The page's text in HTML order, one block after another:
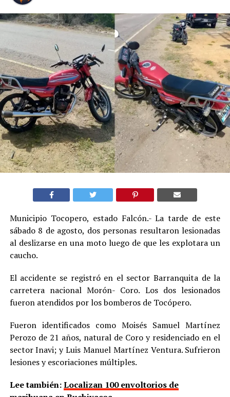
Municipio Tocopero, estado Falcón.- La tarde de este
sábado 8 de agosto, dos personas resultaron lesionadas
al deslizarse en una moto luego de que les explotara un
caucho.
El accidente se registró en el sector Barranquita de la
carretera nacional Morón- Coro. Los dos lesionados
fueron atendidos por los bomberos de Tocópero.
Fueron identificados como Moisés Samuel Martínez
Perozo de 21 años, natural de Coro y residenciado en el
sector Inavi; y Luis Manuel Martínez Ventura. Sufrieron
lesiones y escoriaciones múltiples.
Lee también:Localizan 100 envoltorios de